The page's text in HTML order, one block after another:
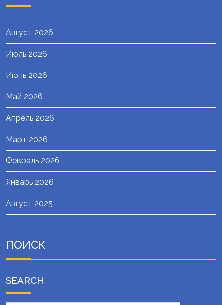
Август 2026
Июль 2026
Июнь 2026
Май 2026
Апрель 2026
Март 2026
Февраль 2026
Январь 2026
Август 2025
ПОИСК
SEARCH